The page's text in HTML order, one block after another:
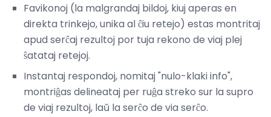
Favikonoj (la malgrandaj bildoj, kiuj aperas en
direkta trinkejo, unika al ĉiu retejo) estas montritaj
apud serĉaj rezultoj por tuja rekono de viaj plej
ŝatataj retejoj.
Instantaj respondoj, nomitaj "nulo-klaki info",
montriĝas delineataj per ruĝa streko sur la supro
de viaj rezultoj, laŭ la serĉo de via serĉo.